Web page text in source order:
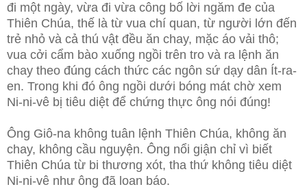
đi một ngày, vừa đi vừa công bố lời ngăm đe của
Thiên Chúa, thế là từ vua chí quan, từ người lớn đến
trẻ nhỏ và cả thú vật đều ăn chay, mặc áo vải thô;
vua cởi cẩm bào xuống ngồi trên tro và ra lệnh ăn
chay theo đúng cách thức các ngôn sứ dạy dân Ít-ra-
en. Trong khi đó ông ngồi dưới bóng mát chờ xem
Ni-ni-vê bị tiêu diệt để chứng thực ông nói đúng!
Ông Giô-na không tuân lệnh Thiên Chúa, không ăn
chay, không cầu nguyện. Ông nổi giận chỉ vì biết
Thiên Chúa từ bi thương xót, tha thứ không tiêu diệt
Ni-ni-vê như ông đã loan báo.